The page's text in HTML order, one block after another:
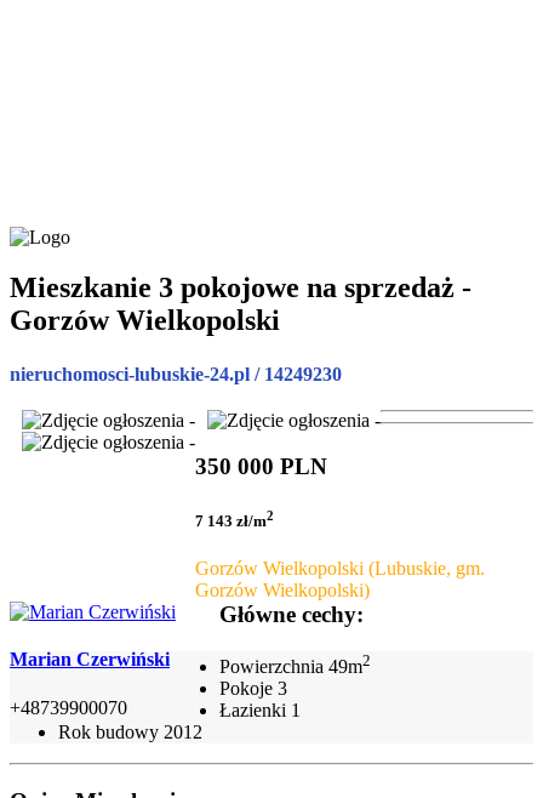
Mieszkanie 3 pokojowe na sprzedaż -
Gorzów Wielkopolski
nieruchomosci-lubuskie-24.pl / 14249230
350 000 PLN
7 143 zł/m2
Gorzów Wielkopolski (Lubuskie, gm.
Gorzów Wielkopolski)
Marian Czerwiński
+48739900070
Główne cechy:
Powierzchnia 49m2
Pokoje 3
Łazienki 1
Rok budowy 2012